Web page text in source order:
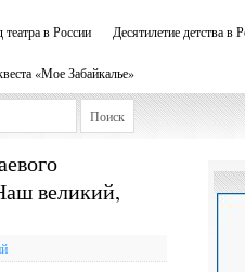
в России Десятилетие детства в
«Мое Забайкалье»
великий,